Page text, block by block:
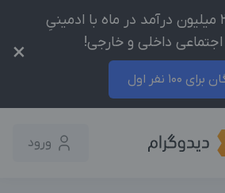
وبینار رایگان: +25 میلیون درآمد در ماه با ادمینیِ
داخلی و خارجی!
100 نفر اول
×
ورود